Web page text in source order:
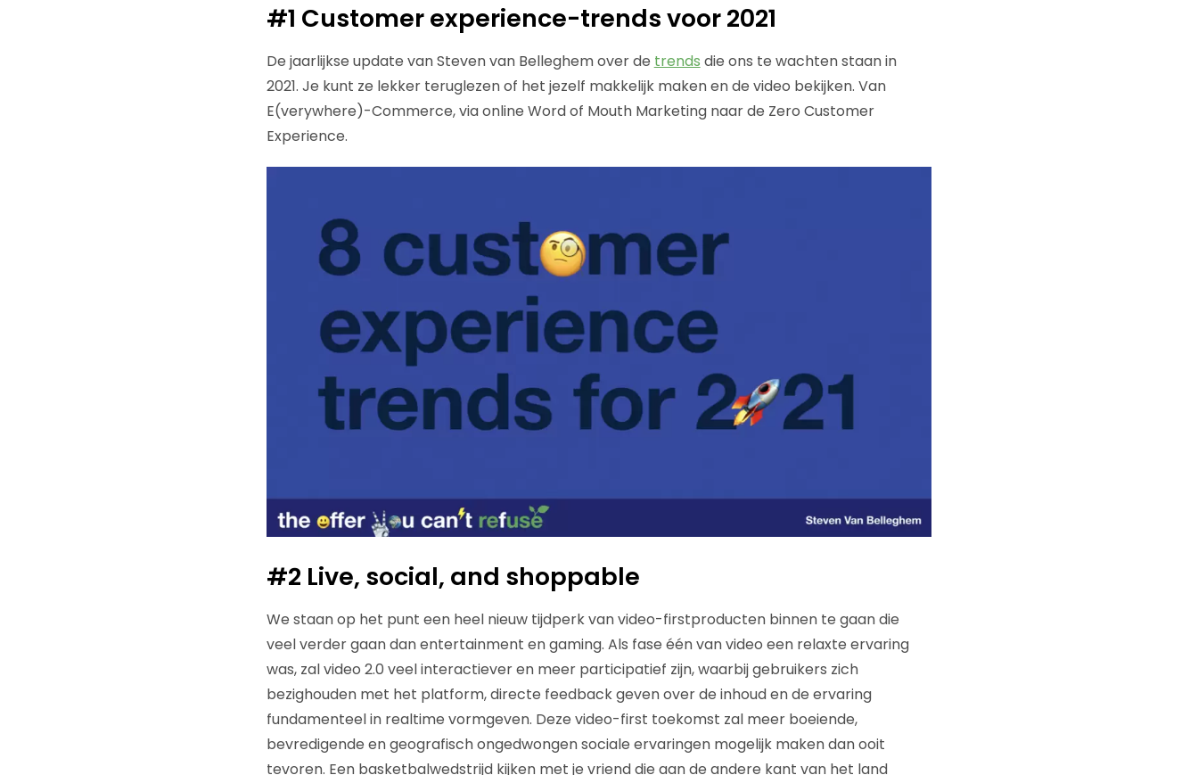
#1 Customer experience-trends voor 2021
De jaarlijkse update van Steven van Belleghem over de trends die ons te wachten staan in
2021. Je kunt ze lekker teruglezen of het jezelf makkelijk maken en de video bekijken. Van
E(verywhere)-Commerce, via online Word of Mouth Marketing naar de Zero Customer
Experience.
#2 Live, social, and shoppable
We staan op het punt een heel nieuw tijdperk van video-firstproducten binnen te gaan die
veel verder gaan dan entertainment en gaming. Als fase één van video een relaxte ervaring
was, zal video 2.0 veel interactiever en meer participatief zijn, waarbij gebruikers zich
bezighouden met het platform, directe feedback geven over de inhoud en de ervaring
fundamenteel in realtime vormgeven. Deze video-first toekomst zal meer boeiende,
bevredigende en geografisch ongedwongen sociale ervaringen mogelijk maken dan ooit
tevoren. Een basketbalwedstrijd kijken met je vriend die aan de andere kant van het land